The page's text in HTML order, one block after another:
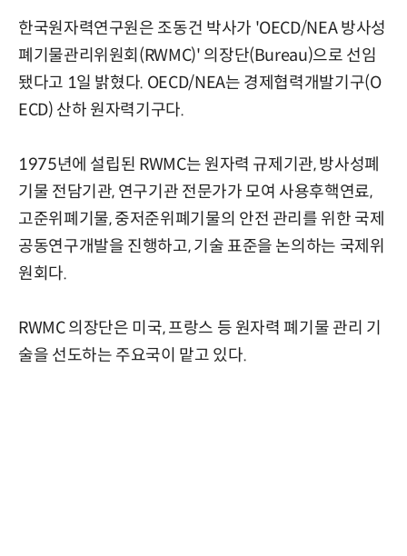
한국원자력연구원은 조동건 박사가 'OECD/NEA 방사성
폐기물관리위원회(RWMC)' 의장단(Bureau)으로 선임
됐다고 1일 밝혔다. OECD/NEA는 경제협력개발기구(O
ECD) 산하 원자력기구다.
1975년에 설립된 RWMC는 원자력 규제기관, 방사성폐
기물 전담기관, 연구기관 전문가가 모여 사용후핵연료,
고준위폐기물, 중저준위폐기물의 안전 관리를 위한 국제
공동연구개발을 진행하고, 기술 표준을 논의하는 국제위
원회다.
RWMC 의장단은 미국, 프랑스 등 원자력 폐기물 관리 기
술을 선도하는 주요국이 맡고 있다.